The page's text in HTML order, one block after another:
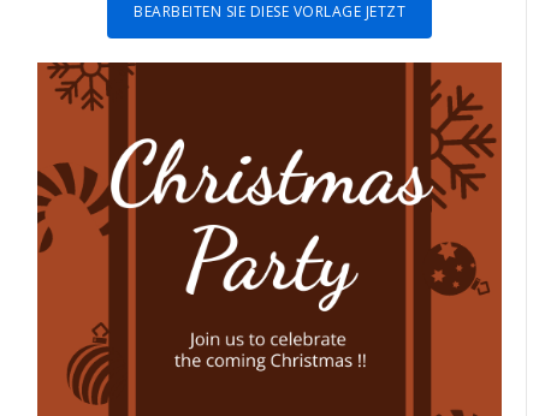
BEARBEITEN SIE DIESE VORLAGE JETZT